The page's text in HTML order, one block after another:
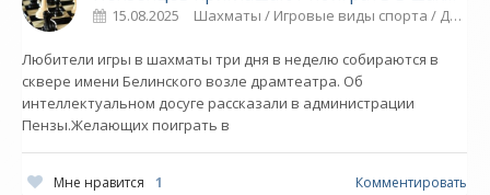
15.08.2025 Шахматы / Игровые виды спорта / Другие виды спорта / ТРАНСФЕРЫ / Гимнастика / Новости разное / Плавание / Спорт / МОЛОДЕЖНОЕ ПЕРВЕНСТВО
Любители игры в шахматы три дня в неделю собираются в
сквере имени Белинского возле драмтеатра. Об
интеллектуальном досуге рассказали в администрации
Пензы.Желающих поиграть в
Мне нравится 1 Комментировать